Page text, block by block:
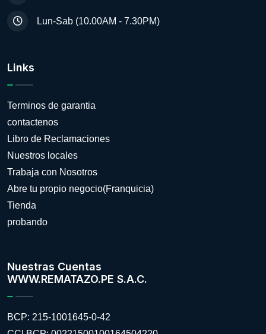
Lun-Sab (10.00AM - 7.30PM)
Links
Terminos de garantia
contactenos
Libro de Reclamaciones
Nuestros locales
Trabaja con Nosotros
Abre tu propio negocio(Franquicia)
Tienda
probando
Nuestras Cuentas
WWW.REMATAZO.PE S.A.C.
BCP: 215-1001645-0-42